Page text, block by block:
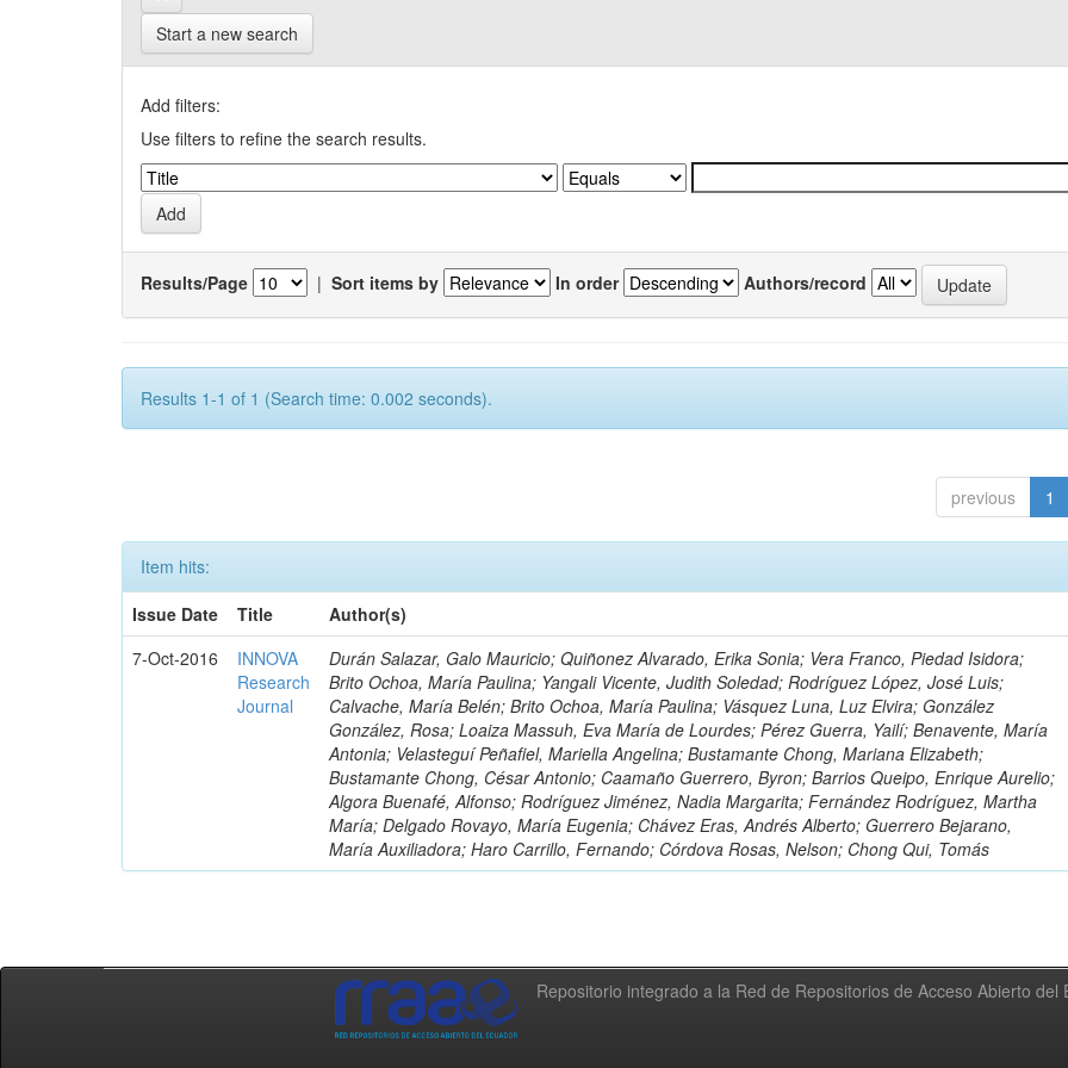
Start a new search
Add filters:
Use filters to refine the search results.
Results/Page | Sort items by In order Authors/record
Results 1-1 of 1 (Search time: 0.002 seconds).
previous 1
Item hits:
Issue Date
Title
Author(s)
7-Oct-2016
INNOVA
Research
Journal
Durán Salazar, Galo Mauricio; Quiñonez Alvarado, Erika Sonia; Vera Franco, Piedad Isidora;
Brito Ochoa, María Paulina; Yangali Vicente, Judith Soledad; Rodríguez López, José Luis;
Calvache, María Belén; Brito Ochoa, María Paulina; Vásquez Luna, Luz Elvira; González
González, Rosa; Loaiza Massuh, Eva María de Lourdes; Pérez Guerra, Yailí; Benavente, María
Antonia; Velasteguí Peñafiel, Mariella Angelina; Bustamante Chong, Mariana Elizabeth;
Bustamante Chong, César Antonio; Caamaño Guerrero, Byron; Barrios Queipo, Enrique Aurelio;
Algora Buenafé, Alfonso; Rodríguez Jiménez, Nadia Margarita; Fernández Rodríguez, Martha
María; Delgado Rovayo, María Eugenia; Chávez Eras, Andrés Alberto; Guerrero Bejarano,
María Auxiliadora; Haro Carrillo, Fernando; Córdova Rosas, Nelson; Chong Qui, Tomás
Repositorio integrado a la Red de Repositorios de Acceso Abierto del